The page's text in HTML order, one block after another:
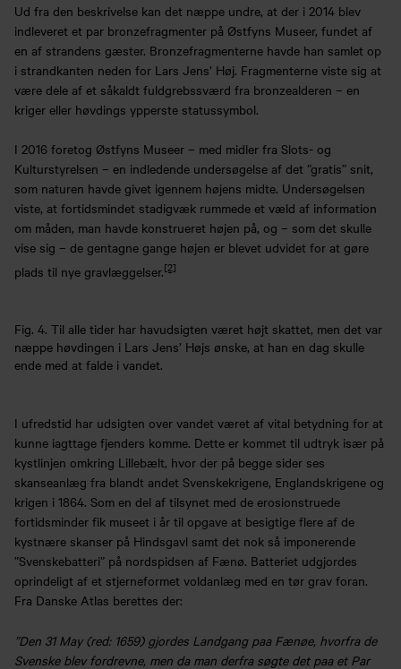
Ud fra den beskrivelse kan det næppe undre, at der i 2014 blev
indleveret et par bronzefragmenter på Østfyns Museer, fundet af
en af strandens gæster. Bronzefragmenterne havde han samlet op
i strandkanten neden for Lars Jens’ Høj. Fragmenterne viste sig at
være dele af et såkaldt fuldgrebssværd fra bronzealderen – en
kriger eller høvdings ypperste statussymbol.
I 2016 foretog Østfyns Museer – med midler fra Slots- og
Kulturstyrelsen – en indledende undersøgelse af det ”gratis” snit,
som naturen havde givet igennem højens midte. Undersøgelsen
viste, at fortidsmindet stadigvæk rummede et væld af information
om måden, man havde konstrueret højen på, og – som det skulle
vise sig – de gentagne gange højen er blevet udvidet for at gøre
plads til nye gravlæggelser.[2]
Fig. 4. Til alle tider har havudsigten været højt skattet, men det var
næppe høvdingen i Lars Jens’ Højs ønske, at han en dag skulle
ende med at falde i vandet.
I ufredstid har udsigten over vandet været af vital betydning for at
kunne iagttage fjenders komme. Dette er kommet til udtryk især på
kystlinjen omkring Lillebælt, hvor der på begge sider ses
skanseanlæg fra blandt andet Svenskekrigene, Englandskrigene og
krigen i 1864. Som en del af tilsynet med de erosionstruede
fortidsminder fik museet i år til opgave at besigtige flere af de
kystnære skanser på Hindsgavl samt det nok så imponerende
”Svenskebatteri” på nordspidsen af Fænø. Batteriet udgjordes
oprindeligt af et stjerneformet voldanlæg med en tør grav foran.
Fra Danske Atlas berettes der:
”Den 31 May (red: 1659) gjordes Landgang paa Fænøe, hvorfra de
Svenske blev fordrevne, men da man derfra søgte det paa et Par